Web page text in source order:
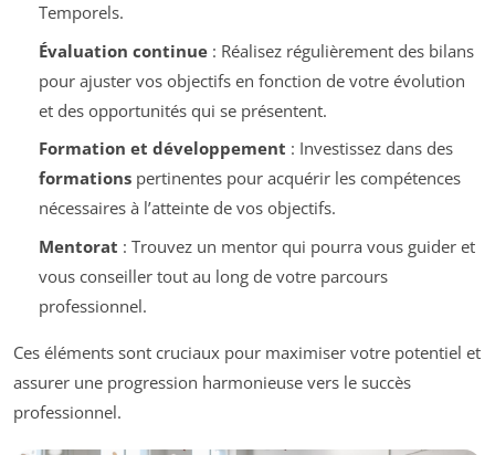
Temporels.
Évaluation continue: Réalisez régulièrement des bilans
pour ajuster vos objectifs en fonction de votre évolution
et des opportunités qui se présentent.
Formation et développement : Investissez dans des
formationspertinentes pour acquérir les compétences
nécessaires à l’atteinte de vos objectifs.
Mentorat : Trouvez un mentor qui pourra vous guider et
vous conseiller tout au long de votre parcours
professionnel.
Ces éléments sont cruciaux pour maximiser votre potentiel et
assurer une progression harmonieuse vers le succès
professionnel.